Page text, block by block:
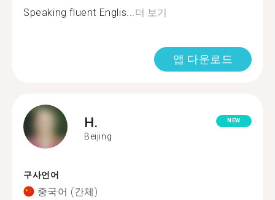
Speaking fluent Englis...더 보기
앱 다운로드
H.
Beijing
NEW
구사언어
중국어 (간체)